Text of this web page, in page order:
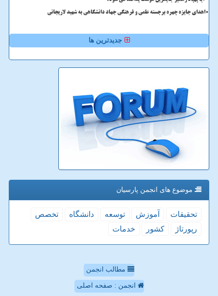
اهدای جایزه چهره برجسته علمی و فرهنگی جهاد دانشگاهی به شهید لاریجانی
جدیدترین ها
موضوع های انجمن پارسیان
تحقیقات آموزش توسعه دانشگاه
تخصص
رپورتاژ
كشور خدمات
مطالب انجمن
انجمن : صفحه اصلی